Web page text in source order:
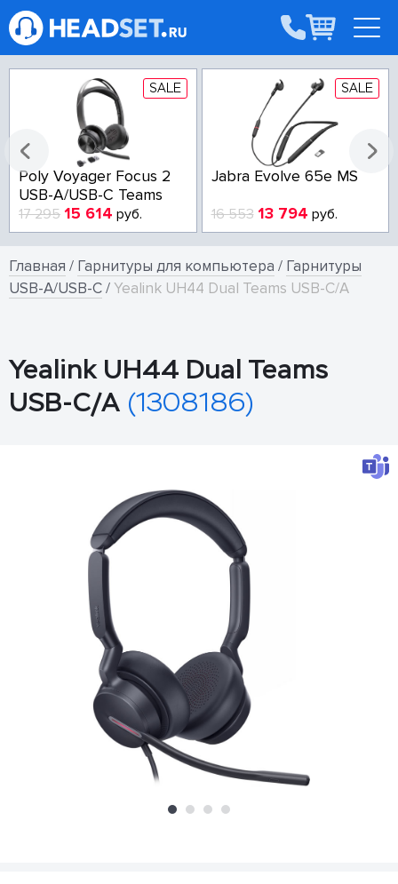
SALE
Poly Voyager Focus 2
USB-A/USB-C Teams
17 295 15 614 руб.
SALE
Jabra Evolve 65e MS
16 553 13 794 руб.
Главная / Гарнитуры для компьютера / Гарнитуры
USB-A/USB-C/Yealink UH44 Dual Teams USB-C/A
Yealink UH44 Dual Teams
USB-C/A (1308186)